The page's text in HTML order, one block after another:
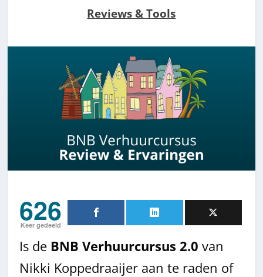
Reviews & Tools
626
Keer gedeeld
Is de BNB Verhuurcursus 2.0 van
Nikki Koppedraaijer aan te raden of